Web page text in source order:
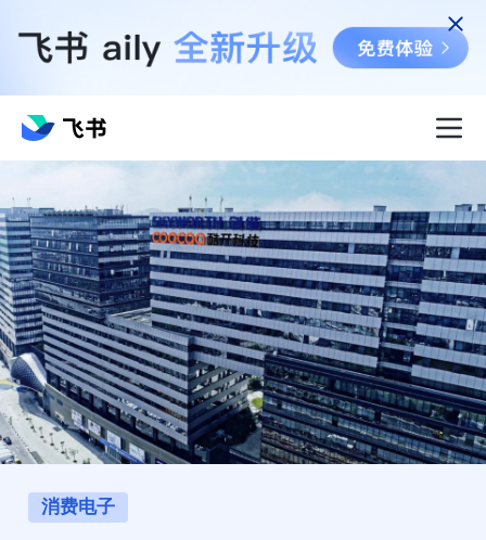
消费电子